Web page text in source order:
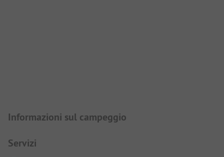
Informazioni sul campeggio
Servizi